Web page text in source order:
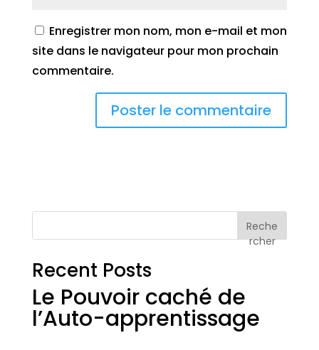
Enregistrer mon nom, mon e-mail et mon
site dans le navigateur pour mon prochain
commentaire.
Reche
rcher
Recent Posts
Le Pouvoir caché de
l’Auto-apprentissage